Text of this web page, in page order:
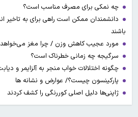
چه نمکی برای مصرف مناسب است؟
دانشمندان ممکن است راهی برای به تاخیر
باشند
مورد عجیب کاهش وزن / چرا مغز می‌خواهد
سرگیجه چه زمانی خطرناک است؟
چگونه اختلالات خواب منجر به آلزایمر و
پارکینسون چیست؟/ عوارض و نشانه ها
ژاپنی‌ها دلیل اصلی کوررنگی را کشف کردند